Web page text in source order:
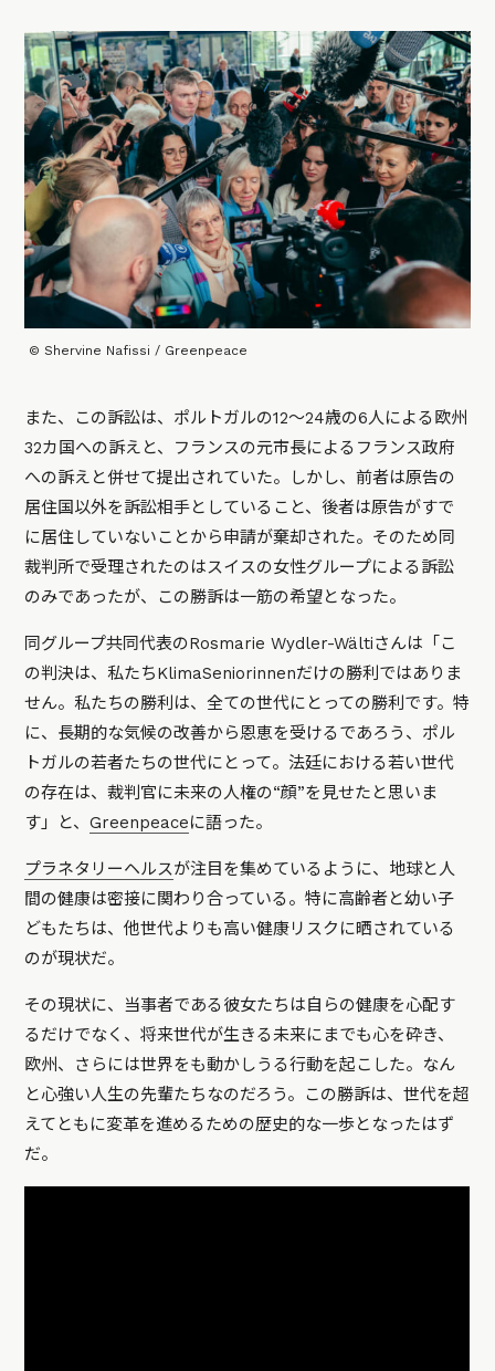
© Shervine Nafissi / Greenpeace
また、この訴訟は、ポルトガルの12〜24歳の6人による欧州
32カ国への訴えと、フランスの元市長によるフランス政府
への訴えと併せて提出されていた。しかし、前者は原告の
居住国以外を訴訟相手としていること、後者は原告がすで
に居住していないことから申請が棄却された。そのため同
裁判所で受理されたのはスイスの女性グループによる訴訟
のみであったが、この勝訴は一筋の希望となった。
同グループ共同代表のRosmarie Wydler-Wältiさんは 「こ
の判決は、私たちKlimaSeniorinnenだけの勝利ではありま
せん。私たちの勝利は、全ての世代にとっての勝利です。特
に、長期的な気候の改善から恩恵を受けるであろう、ポル
トガルの若者たちの世代にとって。法廷における若い世代
の存在は、裁判官に未来の人権の“顔”を見せたと思いま
す」
と、Greenpeaceに語った。
プラネタリーヘルスが注目を集めているように、地球と人
間の健康は密接に関わり合っている。特に高齢者と幼い子
どもたちは、他世代よりも高い健康リスクに晒されている
のが現状だ。
その現状に、当事者である彼女たちは自らの健康を心配す
るだけでなく、将来世代が生きる未来にまでも心を砕き、
欧州、さらには世界をも動かしうる行動を起こした。なん
と心強い人生の先輩たちなのだろう。この勝訴は、世代を超
えてともに変革を進めるための歴史的な一歩となったはず
だ。